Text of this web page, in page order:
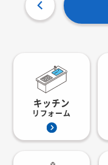
キッチン
リフォーム